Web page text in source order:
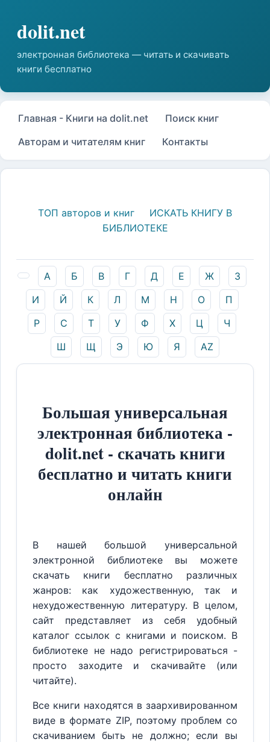
Главная - Книги на dolit.net
Поиск книг
Авторам и читателям книг
Контакты
ТОП авторов и книг
ИСКАТЬ КНИГУ В
БИБЛИОТЕКЕ
А Б В Г Д Е Ж
З
И
Й К Л М Н О
П
Р
С Т У Ф Х Ц
Ч
Ш
Щ Э Ю Я AZ
Большая универсальная
электронная библиотека -
dolit.net - скачать книги
бесплатно и читать книги
онлайн
В нашей большой универсальной
электронной библиотеке вы можете
скачать книги бесплатно различных
жанров: как художественную, так и
нехудожественную литературу. В целом,
сайт представляет из себя удобный
каталог ссылок с книгами и поиском. В
библиотеке не надо регистрироваться -
просто заходите и скачивайте (или
читайте).
Все книги находятся в заархивированном
виде в формате ZIP, поэтому проблем со
скачиванием быть не должно; если вы